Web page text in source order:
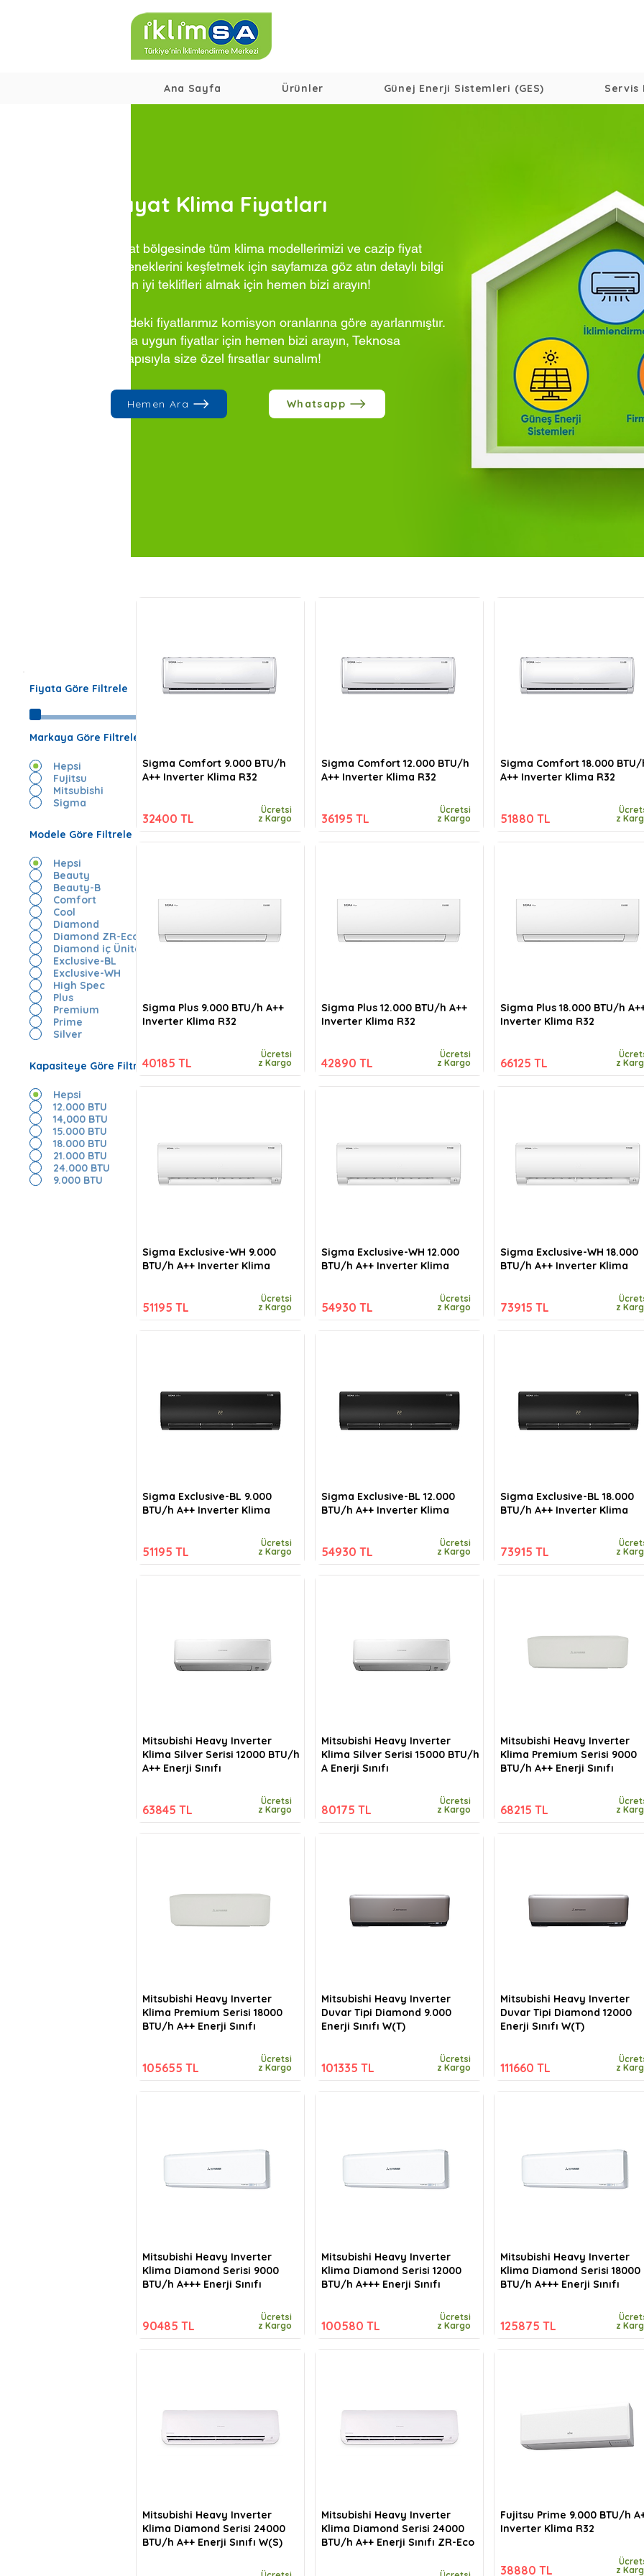
Ana Sayfa Ürünler Günej Enerji Sistemleri (GES) Servis
Bayat Klima Fiyatları
Bayat bölgesinde tüm klima modellerimizi ve cazip fiyat
seçeneklerini keşfetmek için sayfamıza göz atın detaylı bilgi
ve en iyi teklifleri almak için hemen bizi arayın!
Sitedeki fiyatlarımız komisyon oranlarına göre ayarlanmıştır.
Daha uygun fiyatlar için hemen bizi arayın, Teknosa
altyapısıyla size özel fırsatlar sunalım!
Hemen Ara Whatsapp
Fiyata Göre Filtrele
Markaya Göre Filtrele
Hepsi
Fujitsu
Mitsubishi
Sigma
Modele Göre Filtrele
Hepsi
Beauty
Beauty-B
Comfort
Cool
Diamond
Diamond ZR-Eco
Diamond iç Ünite
Exclusive-BL
Exclusive-WH
High Spec
Plus
Premium
Prime
Silver
Kapasiteye Göre Filtrele
Hepsi
12.000 BTU
14,000 BTU
15.000 BTU
18.000 BTU
21.000 BTU
24.000 BTU
9.000 BTU
Sigma Comfort 9.000 BTU/h
A++ Inverter Klima R32
32400 TL
Ücretsi
z Kargo
Sigma Plus 9.000 BTU/h A++
Inverter Klima R32
40185 TL
Ücretsi
z Kargo
Sigma Exclusive-WH 9.000
BTU/h A++ Inverter Klima
51195 TL
Ücretsi
z Kargo
Sigma Exclusive-BL 9.000
BTU/h A++ Inverter Klima
51195 TL
Ücretsi
z Kargo
Mitsubishi Heavy Inverter
Klima Silver Serisi 12000 BTU/h
A++ Enerji Sınıfı
63845 TL
Ücretsi
z Kargo
Mitsubishi Heavy Inverter
Klima Premium Serisi 18000
BTU/h A++ Enerji Sınıfı
105655 TL
Ücretsi
z Kargo
Mitsubishi Heavy Inverter
Klima Diamond Serisi 9000
BTU/h A+++ Enerji Sınıfı
90485 TL
Ücretsi
z Kargo
Mitsubishi Heavy Inverter
Klima Diamond Serisi 24000
BTU/h A++ Enerji Sınıfı W(S)
Sigma Comfort 12.000 BTU/h
A++ Inverter Klima R32
36195 TL
Ücretsi
z Kargo
Sigma Plus 12.000 BTU/h A++
Inverter Klima R32
42890 TL
Ücretsi
z Kargo
Sigma Exclusive-WH 12.000
BTU/h A++ Inverter Klima
54930 TL
Ücretsi
z Kargo
Sigma Exclusive-BL 12.000
BTU/h A++ Inverter Klima
54930 TL
Ücretsi
z Kargo
Mitsubishi Heavy Inverter
Klima Silver Serisi 15000 BTU/h
A Enerji Sınıfı
80175 TL
Ücretsi
z Kargo
Mitsubishi Heavy Inverter
Duvar Tipi Diamond 9.000
Enerji Sınıfı W(T)
101335 TL
Ücretsi
z Kargo
Mitsubishi Heavy Inverter
Klima Diamond Serisi 12000
BTU/h A+++ Enerji Sınıfı
100580 TL
Ücretsi
z Kargo
Mitsubishi Heavy Inverter
Klima Diamond Serisi 24000
BTU/h A++ Enerji Sınıfı ZR-Eco
Sigma Comfort 18.000 BTU/
A++ Inverter Klima R32
51880 TL
z
Sigma Plus 18.000 BTU/h
Inverter Klima R32
66125 TL
z
Sigma Exclusive-WH 18.000
BTU/h A++ Inverter Klima
73915 TL
z
Sigma Exclusive-BL 18.000
BTU/h A++ Inverter Klima
73915 TL
z
Mitsubishi Heavy Inverter
Klima Premium Serisi 9000
BTU/h A++ Enerji Sınıfı
68215 TL
z
Mitsubishi Heavy Inverter
Duvar Tipi Diamond 12000
Enerji Sınıfı W(T)
111660 TL
z
Mitsubishi Heavy Inverter
Klima Diamond Serisi 18000
BTU/h A+++ Enerji Sınıfı
125875 TL
z
Fujitsu Prime 9.000 BTU/h
Inverter Klima R32
38880 TL
z